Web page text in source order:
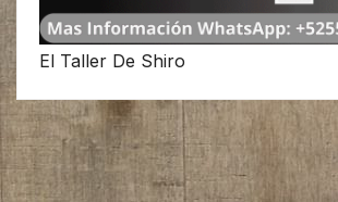
El Taller De Shiro